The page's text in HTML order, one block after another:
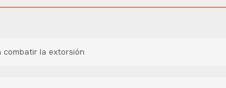
la extorsión